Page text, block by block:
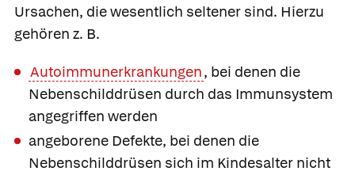
Ursachen, die wesentlich seltener sind. Hierzu
gehören z. B.
Autoimmunerkrankungen, bei denen die
Nebenschilddrüsen durch das Immunsystem
angegriffen werden
angeborene Defekte, bei denen die
Nebenschilddrüsen sich im Kindesalter nicht